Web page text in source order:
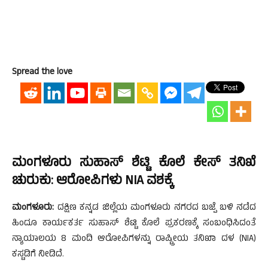
Spread the love
ಮಂಗಳೂರು ಸುಹಾಸ್ ಶೆಟ್ಟಿ ಕೊಲೆ ಕೇಸ್ ತನಿಖೆ
ಚುರುಕು: ಆರೋಪಿಗಳು NIA ವಶಕ್ಕೆ
ಮಂಗಳೂರು: ದಕ್ಷಿಣ ಕನ್ನಡ ಜಿಲ್ಲೆಯ ಮಂಗಳೂರು ನಗರದ ಬಜ್ಪೆ ಬಳಿ ನಡೆದ
ಹಿಂದೂ ಕಾರ್ಯಕರ್ತ ಸುಹಾಸ್ ಶೆಟ್ಟಿ ಕೊಲೆ ಪ್ರಕರಣಕ್ಕೆ ಸಂಬಂಧಿಸಿದಂತೆ
ನ್ಯಾಯಾಲಯ 8 ಮಂದಿ ಆರೋಪಿಗಳನ್ನು ರಾಷ್ಟ್ರೀಯ ತನಿಖಾ ದಳ (NIA)
ಕಸ್ಟಡಿಗೆ ನೀಡಿದೆ.